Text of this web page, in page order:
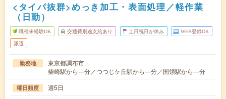
<タイパ抜群>めっき加工・表面処理／軽作業
（日勤）
職種未経験OK 交通費別途支給あり 土日祝日が休み WEB登録OK
派遣
勤務地
東京都調布市
柴崎駅から---分／つつじケ丘駅から---分／国領駅から---分
曜日頻度 週5日